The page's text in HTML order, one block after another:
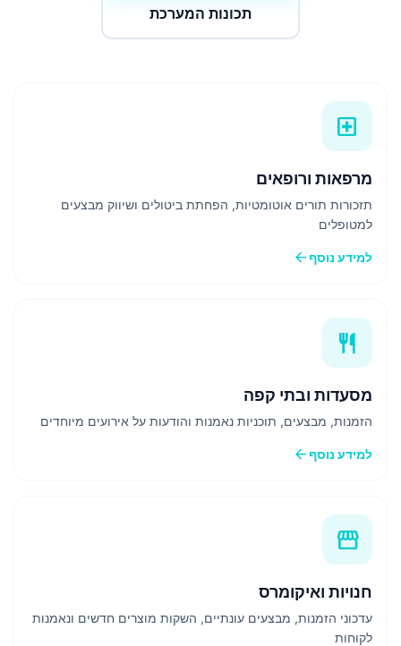
תכונות המערכת
local_hospital
מרפאות ורופאים
תזכורות תורים אוטומטיות, הפחתת ביטולים ושיווק מבצעים
למטופלים
למידע נוסףarrow_back
restaurant
מסעדות ובתי קפה
הזמנות, מבצעים, תוכניות נאמנות והודעות על אירועים מיוחדים
למידע נוסףarrow_back
storefront
חנויות ואיקומרס
עדכוני הזמנות, מבצעים עונתיים, השקות מוצרים חדשים ונאמנות
לקוחות